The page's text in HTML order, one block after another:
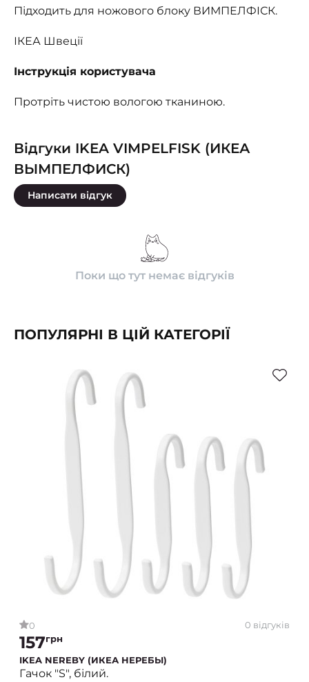
Підходить для ножового блоку ВИМПЕЛФІСК.
ІКЕА Швеції
Інструкція користувача
Протріть чистою вологою тканиною.
Відгуки IKEA VIMPELFISK (ИКЕА
ВЫМПЕЛФИСК)
Написати відгук
Поки що тут немає відгуків
ПОПУЛЯРНІ В ЦІЙ КАТЕГОРІЇ
0 0 відгуків
157грн
IKEA NEREBY (ИКЕА НЕРЕБЫ)
Гачок "S", білий.